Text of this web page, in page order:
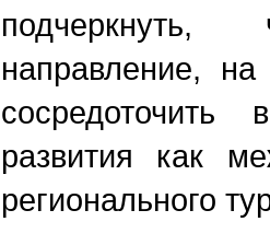
направление,
развития как
регионального